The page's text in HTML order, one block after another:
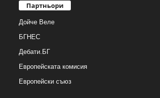
Партньори
Дойче Веле
БГНЕС
Дебати.БГ
Европейската комисия
Европейски съюз